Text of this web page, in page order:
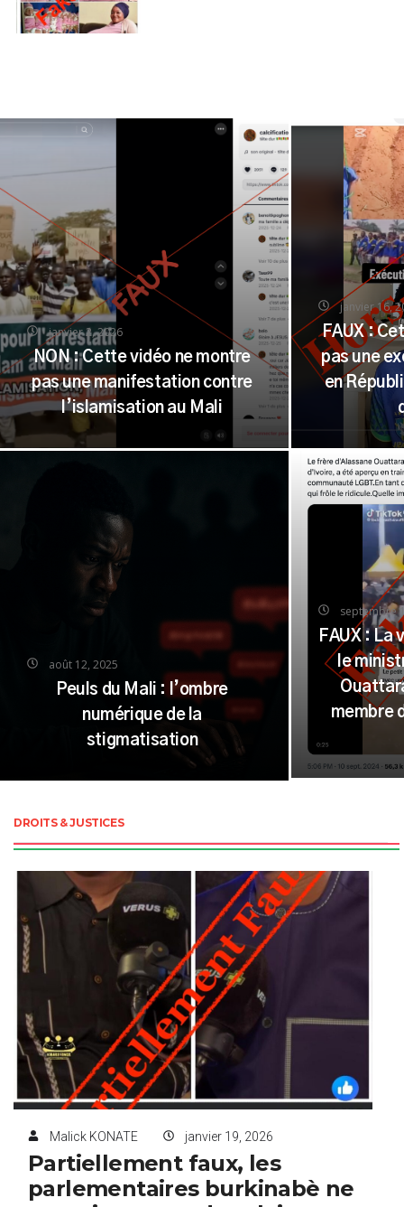
janvier 2, 2026
NON : Cette vidéo ne montre
pas une manifestation contre
l’islamisation au Mali
août 12, 2025
Peuls du Mali : l’ombre
numérique de la
stigmatisation
janvier 16,
FAUX :
pas une
en
septembre
FAUX : La
le
membre
DROITS & JUSTICES
Malick KONATE janvier 19, 2026
Partiellement faux, les
parlementaires burkinabè ne